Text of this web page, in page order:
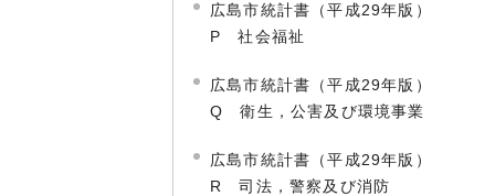
広島市統計書（平成29年版）
P 社会福祉
広島市統計書（平成29年版）
Q 衛生，公害及び環境事業
広島市統計書（平成29年版）
R 司法，警察及び消防